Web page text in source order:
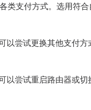
类支付方式。选用符
以尝试更换其他支付
以尝试重启路由器或